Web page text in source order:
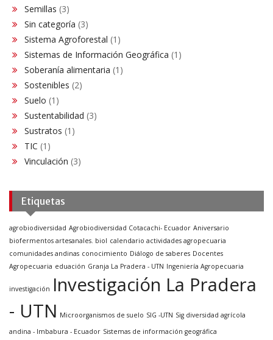
Semillas (3)
Sin categoría (3)
Sistema Agroforestal (1)
Sistemas de Información Geográfica (1)
Soberanía alimentaria (1)
Sostenibles (2)
Suelo (1)
Sustentabilidad (3)
Sustratos (1)
TIC (1)
Vinculación (3)
Etiquetas
agrobiodiversidad Agrobiodiversidad Cotacachi- Ecuador Aniversario
biofermentos artesanales. biol calendario actividades agropecuaria
comunidades andinas conocimiento Diálogo de saberes Docentes
Agropecuaria eduación Granja La Pradera - UTN Ingeniería Agropecuaria
investigación Investigación La Pradera
- UTN Microorganismos de suelo SIG -UTN Sig diversidad agrícola
andina - Imbabura - Ecuador Sistemas de información geográfica